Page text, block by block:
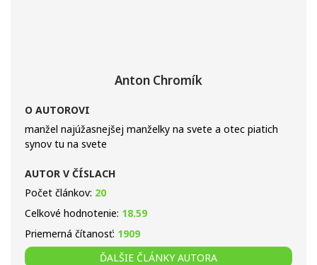
Anton Chromík
O AUTOROVI
manžel najúžasnejšej manželky na svete a otec piatich
synov tu na svete
AUTOR V ČÍSLACH
Počet článkov: 20
Celkové hodnotenie: 18.59
Priemerná čítanosť: 1909
ĎALŠIE ČLÁNKY AUTORA